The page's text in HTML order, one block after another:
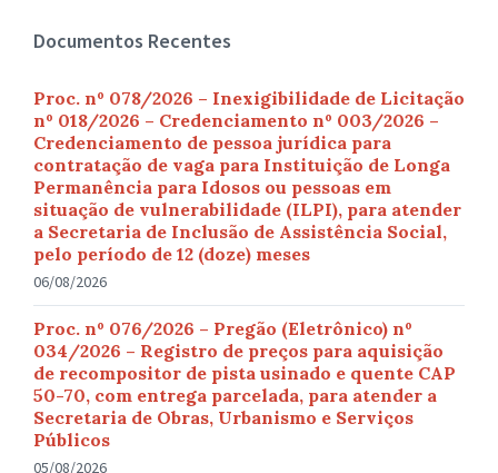
Documentos Recentes
Proc. nº 078/2026 – Inexigibilidade de Licitação
nº 018/2026 – Credenciamento nº 003/2026 –
Credenciamento de pessoa jurídica para
contratação de vaga para Instituição de Longa
Permanência para Idosos ou pessoas em
situação de vulnerabilidade (ILPI), para atender
a Secretaria de Inclusão de Assistência Social,
pelo período de 12 (doze) meses
06/08/2026
Proc. nº 076/2026 – Pregão (Eletrônico) nº
034/2026 – Registro de preços para aquisição
de recompositor de pista usinado e quente CAP
50-70, com entrega parcelada, para atender a
Secretaria de Obras, Urbanismo e Serviços
Públicos
05/08/2026